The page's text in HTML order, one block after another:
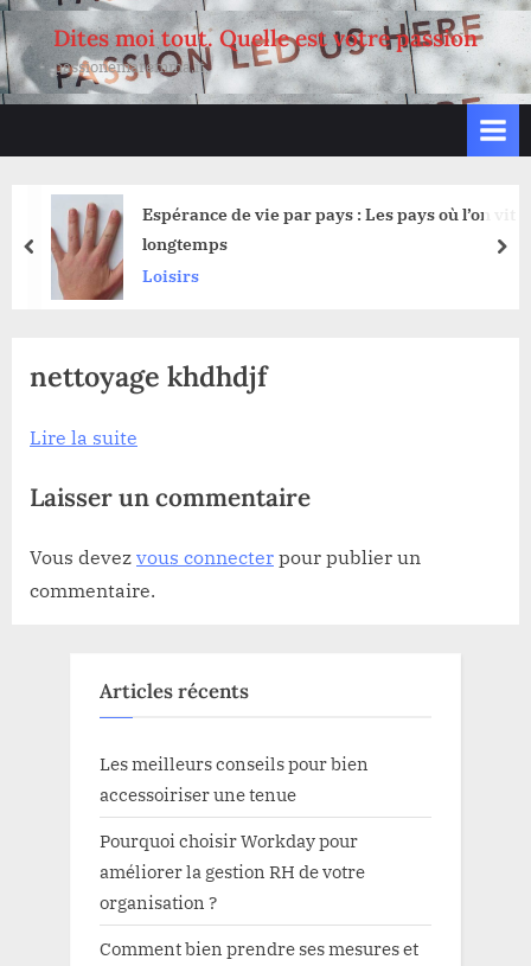
Skip
to
content
Dites moi tout. Quelle est votre passion
passionemaremma.it
Espérance de vie par pays : Les pays où l’on vit
longtemps
Loisirs
prev
nettoyage khdhdjf
Lire la suite
Laisser un commentaire
Vous devez vous connecter pour publier un
commentaire.
Articles récents
Les meilleurs conseils pour bien
accessoiriser une tenue
Pourquoi choisir Workday pour
améliorer la gestion RH de votre
organisation ?
Comment bien prendre ses mesures et